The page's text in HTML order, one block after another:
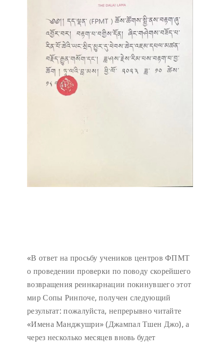
«В ответ на просьбу учеников центров ФПМТ
о проведении проверки по поводу скорейшего
возвращения реинкарнации покинувшего этот
мир Сопы Ринпоче, получен следующий
результат: пожалуйста, непрерывно читайте
«Имена Манджушри» (Джампал Тшен Джо), а
через несколько месяцев вновь будет